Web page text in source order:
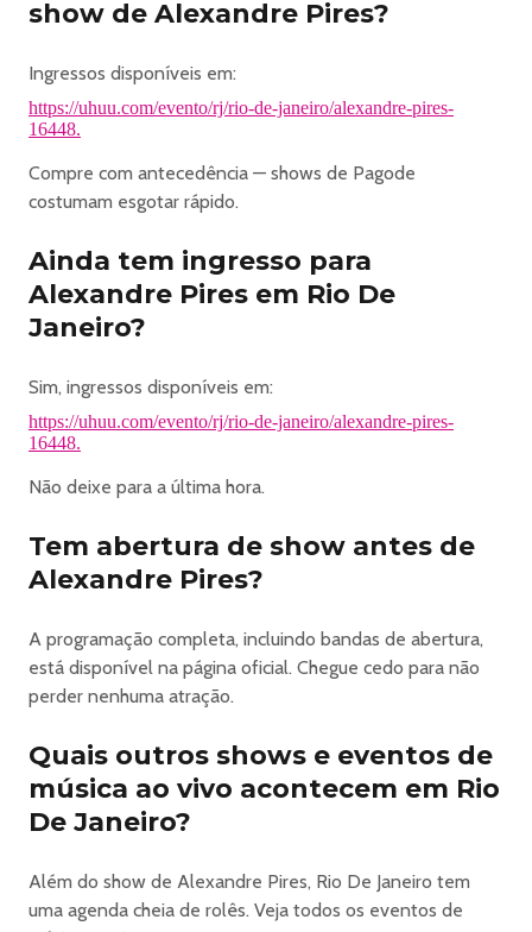
CAMAROTES:
Todos os camarotes são para 8 pessoas. Contém 1 mesa
bistrô e quatro cadeiras;
: Sem lugar marcado;
FRONT STAGE
JIRAU:
Sem lugar marcado;
Nível 2
Todas as suites são para 14 pessoas e mobiliadas;
SUITE IMPAR:
Todas as suites são para 14 pessoas e mobiliadas;
Todas as suites são para 20 pessoas e mobiliadas;
Todas as suites são para 20 pessoas e mobiliadas.
Informações Importantes:
É proibida a entrada dos seguintes itens:
Equipamentos Fotográficos/Filmagem: Câmeras
fotográficas, filmadoras de qualquer tipo e acessórios
Tablets, computadores, notebooks, lasers, walkie-talkies
e drones.Bebidas e Alimentos: bebidas alcoólicas de
qualquer espécie, alimentos, lanches, garrafas, latas
e Coolers.Recipientes/Materiais: Recipientes de vidro
ou perfumes acima de 90mlObjetos Perigosos: Objetos
cortantes ou perfurantes, armas de fogo, armas brancas,
show de Alexandre Pires?
Ingressos disponíveis em:
https://uhuu.com/evento/rj/rio-de-janeiro/alexandre-pires-
16448.
Compre com antecedência — shows de Pagode
costumam esgotar rápido.
Ainda tem ingresso para
Alexandre Pires em Rio De
Janeiro?
Sim, ingressos disponíveis em:
https://uhuu.com/evento/rj/rio-de-janeiro/alexandre-pires-
16448.
Não deixe para a última hora.
Tem abertura de show antes de
Alexandre Pires?
A programação completa, incluindo bandas de abertura,
está disponível na página oficial. Chegue cedo para não
perder nenhuma atração.
Quais outros shows e eventos de
música ao vivo acontecem em Rio
De Janeiro?
Além do show de Alexandre Pires, Rio De Janeiro tem
uma agenda cheia de rolês. Veja todos os eventos de